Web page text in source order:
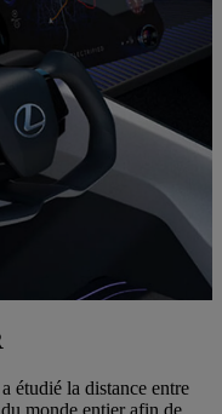
étudié la distance entre
monde entier afin de